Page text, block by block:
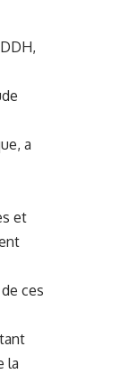
a
et
ces
la